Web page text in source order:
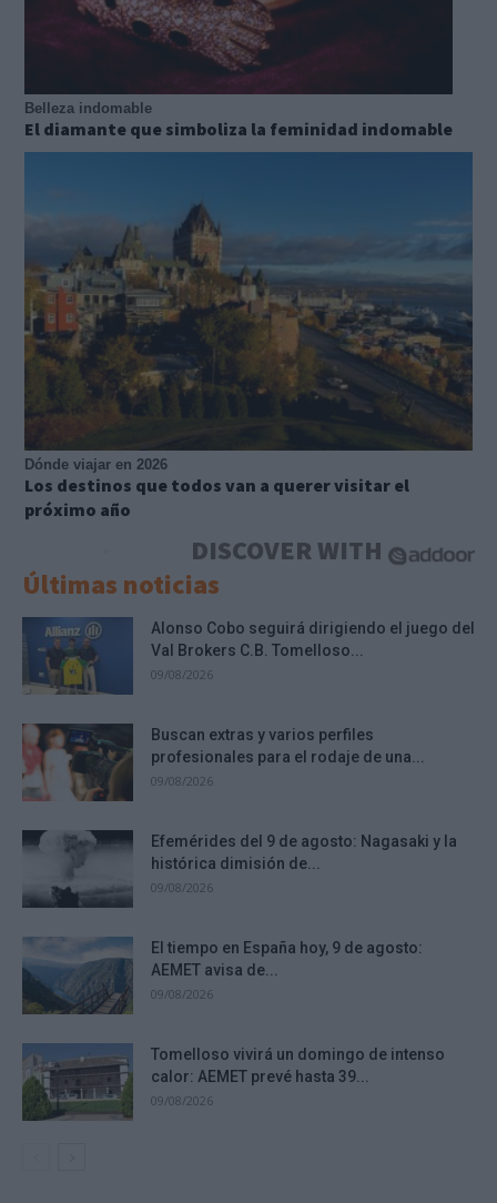
Belleza indomable
El diamante que simboliza la feminidad indomable
Dónde viajar en 2026
Los destinos que todos van a querer visitar el
próximo año
DISCOVER WITH
Últimas noticias
Alonso Cobo seguirá dirigiendo el juego del
Val Brokers C.B. Tomelloso...
09/08/2026
Buscan extras y varios perfiles
profesionales para el rodaje de una...
09/08/2026
Efemérides del 9 de agosto: Nagasaki y la
histórica dimisión de...
09/08/2026
El tiempo en España hoy, 9 de agosto:
AEMET avisa de...
09/08/2026
Tomelloso vivirá un domingo de intenso
calor: AEMET prevé hasta 39...
09/08/2026